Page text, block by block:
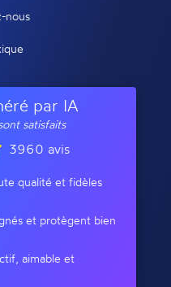
nous
par IA
satisfaits
3960 avis
qualité et fidèles
et protègent bien
aimable et